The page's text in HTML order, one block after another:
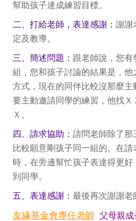
幫助孩子達成練習目標。
二、打給老師，表達感謝： 謝謝
定及教導。
三、簡述問題： 跟老師說，您有
組，您和孩子討論的結果是，
方式，現在的同伴比較沒那麼
要主動邀請同學的練習，他找Ｘ
Ｘ。
四、請求協助： 請問老師除了那
比較願意剛孩子同一組的。在
時，在旁邊幫忙孩子表達得更
到同學。
五、表達感謝： 最後再次謝謝老
友緣基金會專任老師 父母親